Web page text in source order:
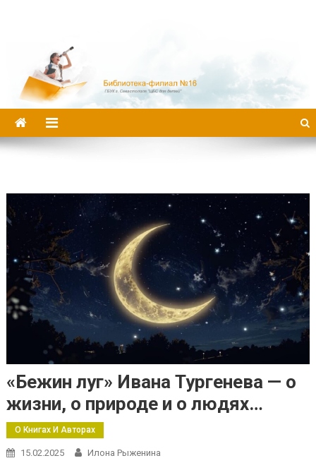
«Бежин луг» Ивана Тургенева — о
жизни, о природе и о людях…
О Книгах И Авторах
15.02.2025 Илона Рыженина